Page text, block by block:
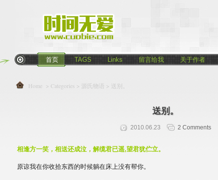
首页 TAGS Links 留言给我 关于作者
Home > Categories > 源氏物语 > 送别。
送别。
2010.06.23 2 Comments
相逢方一笑，相送还成泣，解缆君已遥,望君犹伫立。
原谅我在你收拾东西的时候躺在床上没有帮你。